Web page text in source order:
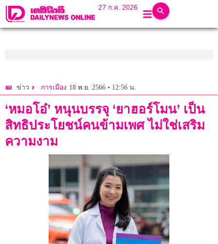
27 ก.ค. 2026
ข่าว การเมือง 18 พ.ย. 2566 • 12:56 น.
‘หมอโอ๋’ หนุนบรรจุ ‘ยาฮอร์โมน’ เป็น
สิทธิประโยชน์คนข้ามเพศ ไม่ใช่เสริม
ความงาม